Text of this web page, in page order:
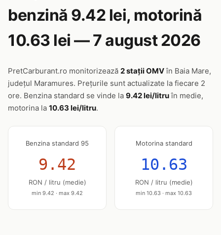
benzină 9.42 lei, motorină
10.63 lei — 7 august 2026
PretCarburant.ro monitorizează 2 stații OMVîn Baia Mare,
județul Maramures. Prețurile sunt actualizate la fiecare 2
ore. Benzina standard se vinde la 9.42 lei/litruîn medie,
motorina la 10.63 lei/litru.
Benzina standard 95
9.42
RON / litru (medie)
min 9.42 · max 9.42
Motorina standard
10.63
RON / litru (medie)
min 10.63 · max 10.63